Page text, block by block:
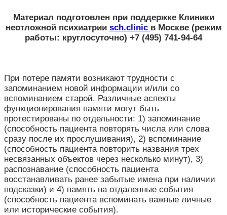
Материал подготовлен при поддержке Клиники
неотложной психиатрии sch.clinic в Москве(режим
работы: круглосуточно) +7 (495) 741-94-64
При потере памяти возникают трудности с
запоминанием новой информации и/или со
вспоминанием старой. Различные аспекты
функционирования памяти могут быть
протестированы по отдельности: 1) запоминание
(способность пациента повторять числа или слова
сразу после их прослушивания), 2) вспоминание
(способность пациента повторить названия трех
несвязанных объектов через несколько минут), 3)
распознавание (способность пациента
восстанавливать ранее забытые имена при наличии
подсказки) и 4) память на отдаленные события
(способность пациента вспоминать важные личные
или исторические события).